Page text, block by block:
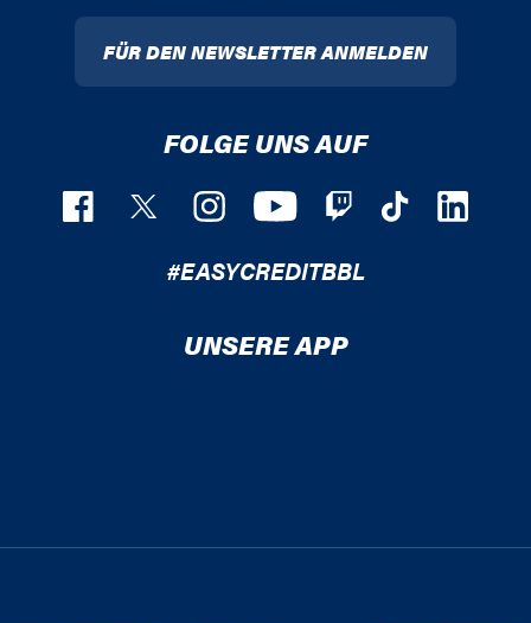
FÜR DEN NEWSLETTER ANMELDEN
FOLGE UNS AUF
#EASYCREDITBBL
UNSERE APP